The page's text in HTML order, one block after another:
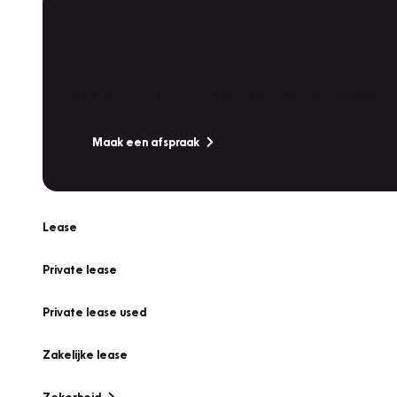
Maak een afspraak
Lease
Private lease
Private lease used
Zakelijke lease